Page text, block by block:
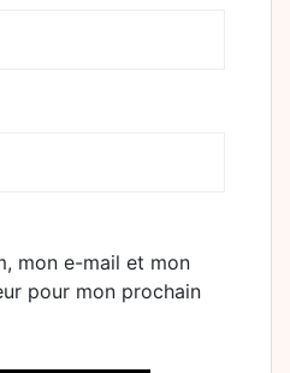
mon e-mail et mon
pour mon prochain